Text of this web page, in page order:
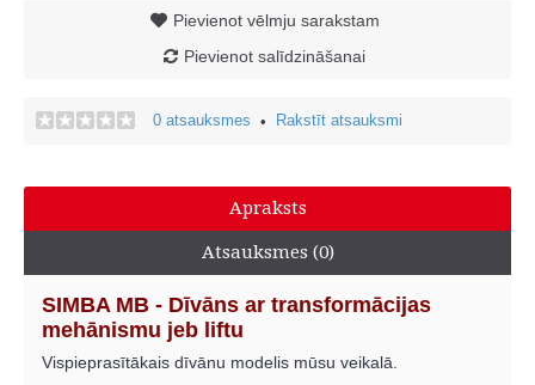
Pievienot vēlmju sarakstam
Pievienot salīdzināšanai
0 atsauksmes • Rakstīt atsauksmi
Apraksts
Atsauksmes (0)
SIMBA MB - Dīvāns ar transformācijas
mehānismu jeb liftu
Vispieprasītākais dīvānu modelis mūsu veikalā.